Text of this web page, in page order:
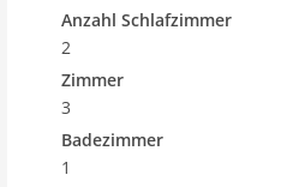
Anzahl Schlafzimmer
2
Zimmer
3
Badezimmer
1